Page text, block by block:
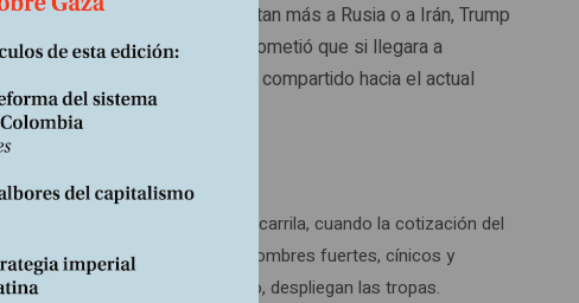
se preguntan si detestan más a Rusia o a Irán, Trump
tenemos”. Trump también prometió que si llegara a
reforzada por el desprecio compartido hacia el actual
la economía mundial descarrila, cuando la cotización del
de orden, de autoridad, y los hombres fuertes, cínicos y
alzan la voz, sacan músculo, despliegan las tropas.